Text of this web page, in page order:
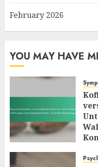
February 2026
YOU MAY HAVE